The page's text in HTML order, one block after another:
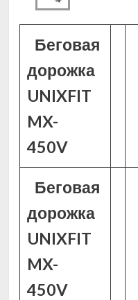
Беговая
дорожка
UNIXFIT
MX-
450V
Беговая
дорожка
UNIXFIT
MX-
450V